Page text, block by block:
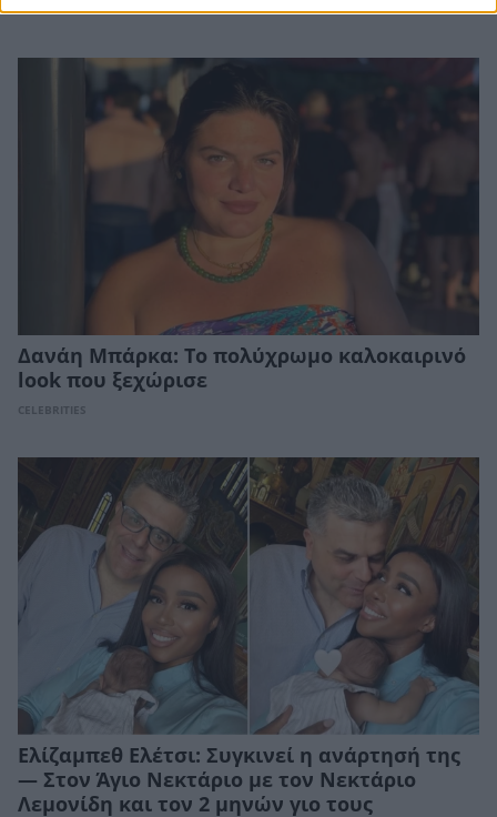
CELEBRITIES
Δανάη Μπάρκα: Το πολύχρωμο καλοκαιρινό
look που ξεχώρισε
CELEBRITIES
Ελίζαμπεθ Ελέτσι: Συγκινεί η ανάρτησή της
— Στον Άγιο Νεκτάριο με τον Νεκτάριο
Λεμονίδη και τον 2 μηνών γιο τους